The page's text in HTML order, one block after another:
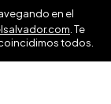
en el
. Te
todos.